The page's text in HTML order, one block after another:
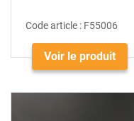
Code article : F55006
Voir le produit